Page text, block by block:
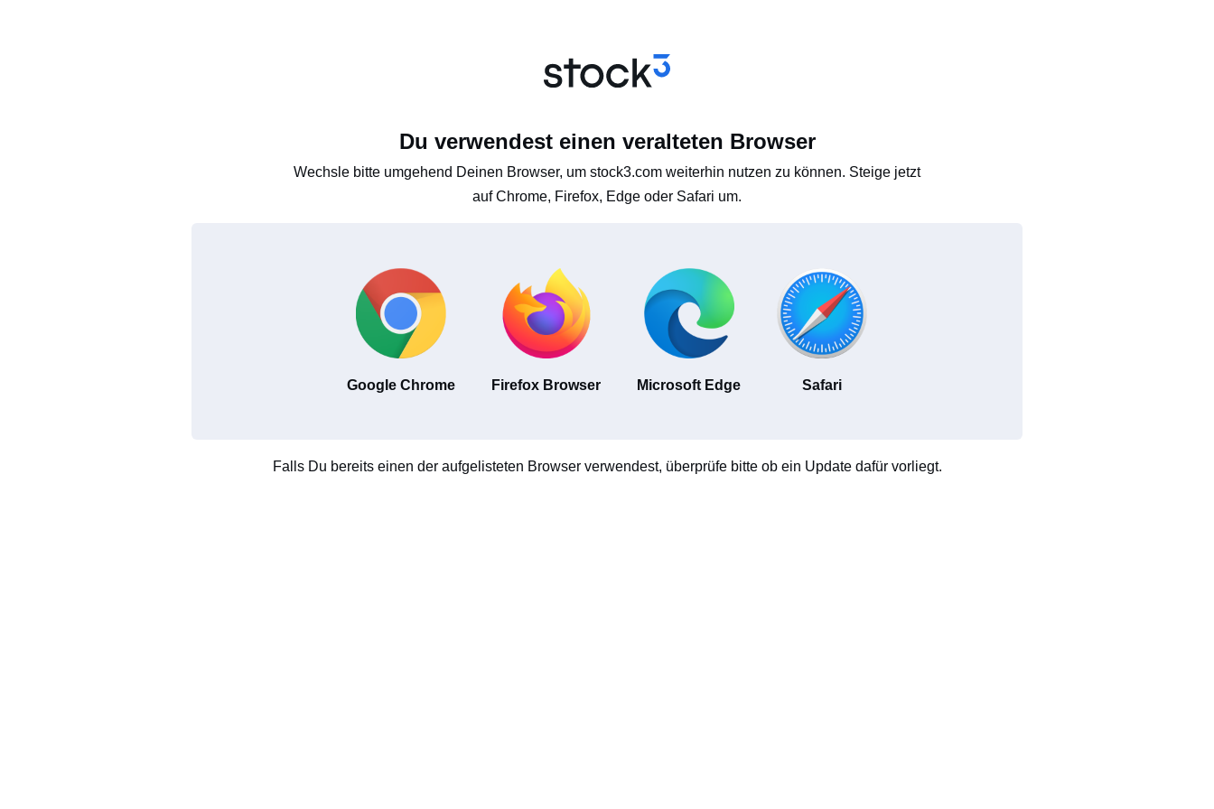
Du verwendest einen veralteten Browser
Wechsle bitte umgehend Deinen Browser, um stock3.com weiterhin nutzen zu können. Steige jetzt
auf Chrome, Firefox, Edge oder Safari um.
Google Chrome Firefox Browser Microsoft Edge Safari
Falls Du bereits einen der aufgelisteten Browser verwendest, überprüfe bitte ob ein Update dafür vorliegt.